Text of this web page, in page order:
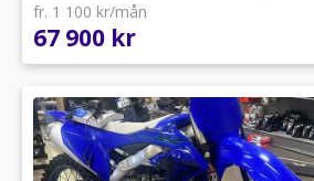
fr. 1 100 kr/mån
67 900 kr